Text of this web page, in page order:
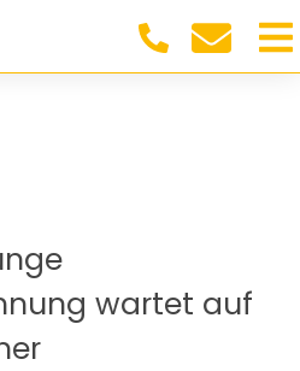
wartet auf